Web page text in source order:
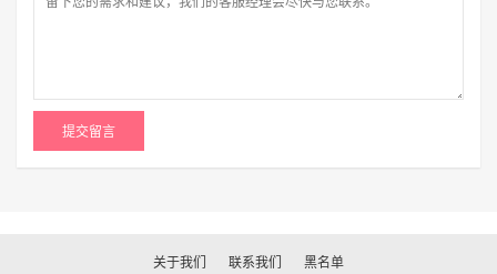
提交留言
关于我们 联系我们 黑名单